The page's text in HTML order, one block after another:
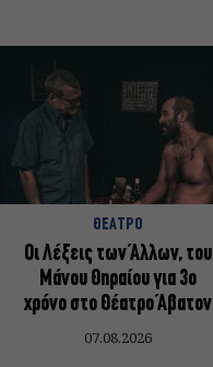
ΘΕΑΤΡΟ
Οι Λέξεις των Άλλων, του
Μάνου Θηραίου για 3ο
χρόνο στο Θέατρο Άβατον
07.08.2026